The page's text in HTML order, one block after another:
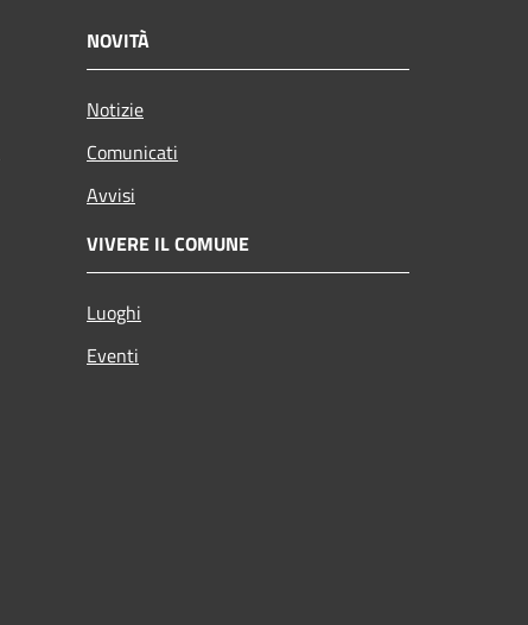
NOVITÀ
Notizie
Comunicati
Avvisi
VIVERE IL COMUNE
Luoghi
Eventi